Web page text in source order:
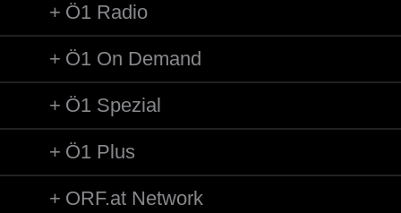
Ö1 Radio
Ö1 On Demand
Ö1 Spezial
Ö1 Plus
ORF.at Network